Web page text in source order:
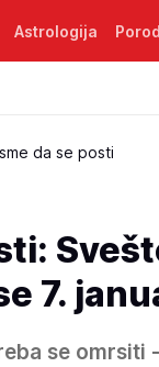
Astrologija
da se posti
7.
se omrsiti